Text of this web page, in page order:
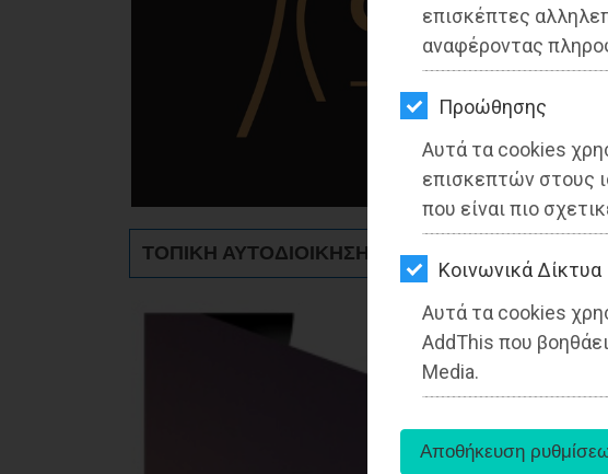
επισκέπτες
αναφέροντας
Προώθησης
Αυτά τα cookies
επισκεπτών στους
που είναι πιο
Kοινωνικά Δίκτυα
Αυτά τα cookies
AddThis που
Media.
ΕΞΟΔΟΣ
ΠΕΡΙΒΑΛΛΟΝ
ΚΑΤΟΙΚΙΔΙΟ
ΤΟΠΙΚΗ ΑΥΤΟΔΙΟΙΚΗΣΗ - Ανατολική Αττική